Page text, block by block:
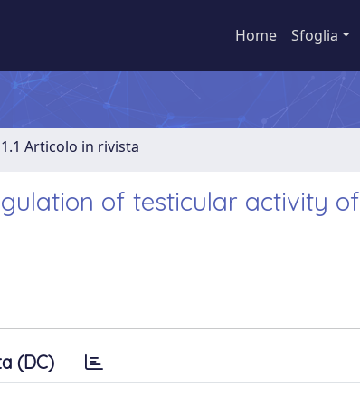
Home Sfoglia
1.1 Articolo in rivista
of testicular activity of
(DC)